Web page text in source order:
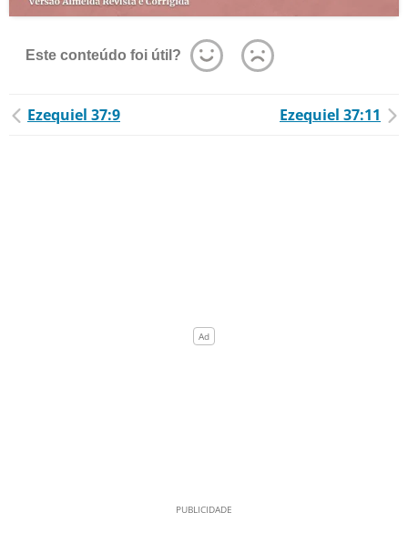
Este conteúdo foi útil?
Ezequiel 37:9 Ezequiel 37:11